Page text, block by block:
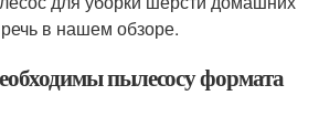
в нашем обзоре.
пылесосу формата